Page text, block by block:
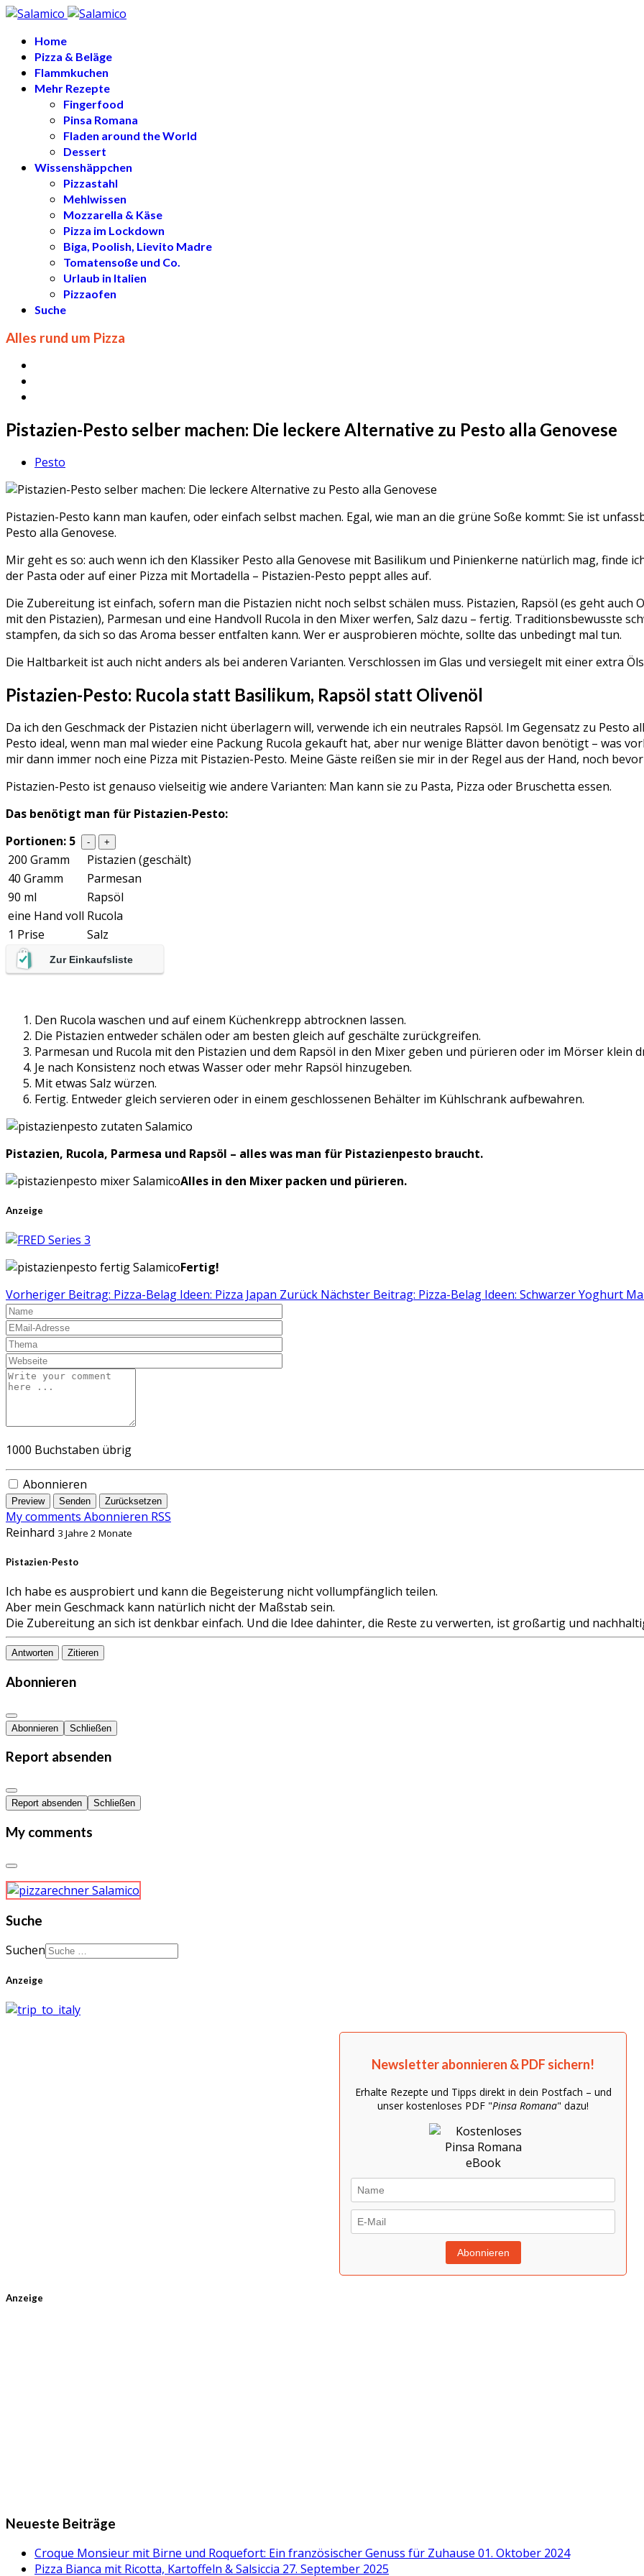
Home
Pizza & Beläge
Flammkuchen
Mehr Rezepte
Fingerfood
Pinsa Romana
Fladen around the World
Dessert
Wissenshäppchen
Pizzastahl
Mehlwissen
Mozzarella & Käse
Pizza im Lockdown
Biga, Poolish, Lievito Madre
Tomatensoße und Co.
Urlaub in Italien
Pizzaofen
Suche
Alles rund um Pizza
Pistazien-Pesto selber machen: Die leckere Alternative zu Pesto alla Genovese
Pesto
Pistazien-Pesto kann man kaufen, oder einfach selbst machen. Egal, wie man an die grüne Soße kommt: Sie ist
Pesto alla Genovese.
Mir geht es so: auch wenn ich den Klassiker Pesto alla Genovese mit Basilikum und Pinienkerne natürlich mag, finde
der Pasta oder auf einer Pizza mit Mortadella – Pistazien-Pesto peppt alles auf.
Die Zubereitung ist einfach, sofern man die Pistazien nicht noch selbst schälen muss. Pistazien, Rapsöl (es geht
mit den Pistazien), Parmesan und eine Handvoll Rucola in den Mixer werfen, Salz dazu – fertig. Traditionsbewusste
stampfen, da sich so das Aroma besser entfalten kann. Wer er ausprobieren möchte, sollte das unbedingt mal tun.
Die Haltbarkeit ist auch nicht anders als bei anderen Varianten. Verschlossen im Glas und versiegelt mit einer extra
Pistazien-Pesto: Rucola statt Basilikum, Rapsöl statt Olivenöl
Da ich den Geschmack der Pistazien nicht überlagern will, verwende ich ein neutrales Rapsöl. Im Gegensatz zu Pesto
Pesto ideal, wenn man mal wieder eine Packung Rucola gekauft hat, aber nur wenige Blätter davon benötigt – was
mir dann immer noch eine Pizza mit Pistazien-Pesto. Meine Gäste reißen sie mir in der Regel aus der Hand, noch
Pistazien-Pesto ist genauso vielseitig wie andere Varianten: Man kann sie zu Pasta, Pizza oder Bruschetta essen.
Das benötigt man für Pistazien-Pesto:
Portionen: 5 - +
200 Gramm
Pistazien (geschält)
40 Gramm
Parmesan
90 ml
Rapsöl
eine Hand voll Rucola
1 Prise
Salz
Zur Einkaufsliste
Den Rucola waschen und auf einem Küchenkrepp abtrocknen lassen.
Die Pistazien entweder schälen oder am besten gleich auf geschälte zurückgreifen.
Parmesan und Rucola mit den Pistazien und dem Rapsöl in den Mixer geben und pürieren oder im Mörser klein
Je nach Konsistenz noch etwas Wasser oder mehr Rapsöl hinzugeben.
Mit etwas Salz würzen.
Fertig. Entweder gleich servieren oder in einem geschlossenen Behälter im Kühlschrank aufbewahren.
Pistazien, Rucola, Parmesa und Rapsöl – alles was man für Pistazienpesto braucht.
Alles in den Mixer packen und pürieren.
Anzeige
Fertig!
Vorheriger Beitrag: Pizza-Belag Ideen: Pizza Japan Zurück Nächster Beitrag: Pizza-Belag Ideen: Schwarzer Yoghurt
1000 Buchstaben übrig
Abonnieren
Preview Senden Zurücksetzen
My comments Abonnieren RSS
Reinhard 3 Jahre 2 Monate
Pistazien-Pesto
Ich habe es ausprobiert und kann die Begeisterung nicht vollumpfänglich teilen.
Aber mein Geschmack kann natürlich nicht der Maßstab sein.
Die Zubereitung an sich ist denkbar einfach. Und die Idee dahinter, die Reste zu verwerten, ist großartig und
Antworten Zitieren
Abonnieren
Abonnieren Schließen
Report absenden
Report absenden Schließen
My comments
Suche
Suchen
Anzeige
Newsletter abonnieren & PDF sichern!
Erhalte Rezepte und Tipps direkt in dein Postfach – und
unser kostenloses PDF "Pinsa Romana" dazu!
Anzeige
Neueste Beiträge
Croque Monsieur mit Birne und Roquefort: Ein französischer Genuss für Zuhause 01. Oktober 2024
Pizza Bianca mit Ricotta, Kartoffeln & Salsiccia 27. September 2025